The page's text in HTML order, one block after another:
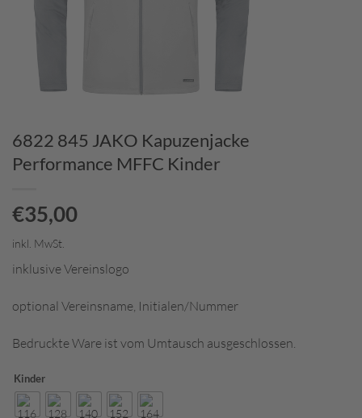
6822 845 JAKO Kapuzenjacke
Performance MFFC Kinder
€35,00
inkl. MwSt.
inklusive Vereinslogo
optional Vereinsname, Initialen/Nummer
Bedruckte Ware ist vom Umtausch ausgeschlossen.
Kinder